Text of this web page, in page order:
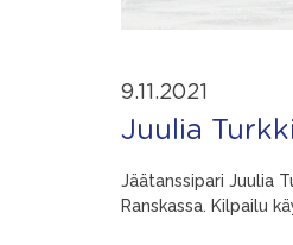
9.11.2021
Juulia
Jäätanssipari Juulia
Ranskassa. Kilpailu